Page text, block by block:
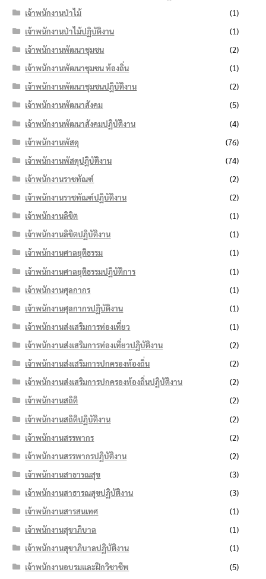
เจ้าพนักงานป่าไม้
(1)
เจ้าพนักงานป่าไม้ปฏิบัติงาน
(1)
เจ้าพนักงานพัฒนาชุมชน
(2)
เจ้าพนักงานพัฒนาชุมชน ท้องถิ่น
(1)
เจ้าพนักงานพัฒนาชุมชนปฏิบัติงาน
(2)
เจ้าพนักงานพัฒนาสังคม
(5)
เจ้าพนักงานพัฒนาสังคมปฏิบัติงาน
(4)
เจ้าพนักงานพัสดุ
(76)
เจ้าพนักงานพัสดุปฏิบัติงาน
(74)
เจ้าพนักงานราชทัณฑ์
(2)
เจ้าพนักงานราชทัณฑ์ปฏิบัติงาน
(2)
เจ้าพนักงานลิขิต
(1)
เจ้าพนักงานลิขิตปฏิบัติงาน
(1)
เจ้าพนักงานศาลยุติธรรม
(1)
เจ้าพนักงานศาลยุติธรรมปฏิบัติการ
(1)
เจ้าพนักงานศุลกากร
(1)
เจ้าพนักงานศุลกากรปฏิบัติงาน
(1)
เจ้าพนักงานส่งเสริมการท่องเที่ยว
(1)
เจ้าพนักงานส่งเสริมการท่องเที่ยวปฏิบัติงาน
(2)
เจ้าพนักงานส่งเสริมการปกครองท้องถิ่น
(2)
เจ้าพนักงานส่งเสริมการปกครองท้องถิ่นปฏิบัติงาน
(2)
เจ้าพนักงานสถิติ
(2)
เจ้าพนักงานสถิติปฏิบัติงาน
(2)
เจ้าพนักงานสรรพากร
(2)
เจ้าพนักงานสรรพากรปฏิบัติงาน
(2)
เจ้าพนักงานสาธารณสุข
(3)
เจ้าพนักงานสาธารณสุขปฏิบัติงาน
(3)
เจ้าพนักงานสารสนเทศ
(1)
เจ้าพนักงานสุขาภิบาล
(1)
เจ้าพนักงานสุขาภิบาลปฏิบัติงาน
(1)
เจ้าพนักงานอบรมและฝึกวิชาชีพ
(5)